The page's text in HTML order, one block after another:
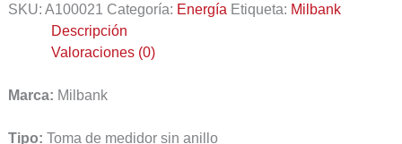
SKU: A100021 Categoría: Energía Etiqueta: Milbank
Descripción
Valoraciones (0)
Marca: Milbank
Tipo: Toma de medidor sin anillo